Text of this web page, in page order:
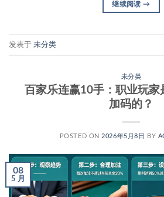
继续阅读→
发表于 未分类
未分类
百家乐连赢10手：职业玩家
加码的？
POSTED ON 2026年5月8日 BY
08
5 月